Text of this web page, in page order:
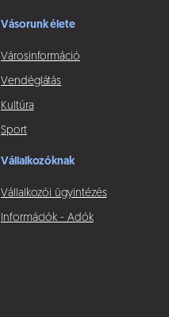
Vásorunk élete
Városinformáció
Vendéglátás
Kultúra
Sport
Vállalkozóknak
Vállalkozói ügyintézés
Információk - Adók